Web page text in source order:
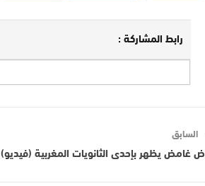
رابط المشاركة :
السابق
غامض يظهر بإحدى الثانويات المغربية (فيديو)